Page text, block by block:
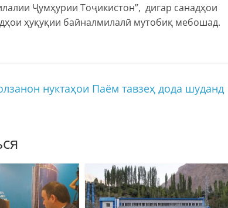
Ҷумҳурии Тоҷикистон”, дигар санадҳои
ҳуқуқии байналмилалӣ мутобиқ мебошад.
нуктаҳои Паём тавзеҳ дода шуданд